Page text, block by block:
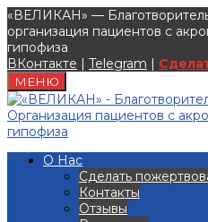
«ВЕЛИКАН» —
организация пациентов с
гипофиза
ВКонтакте | Telegram |
МЕНЮ
О Нас
Сделать
Контакты
Отзывы